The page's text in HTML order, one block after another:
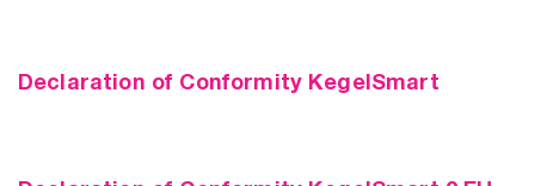
Declaration of Conformity KegelSmart